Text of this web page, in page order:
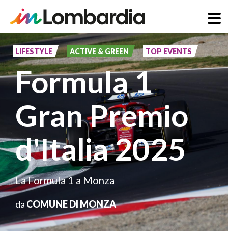
contenuto
principale
LIFESTYLE ACTIVE & GREEN TOP EVENTS
Formula 1
Gran Premio
d'Italia 2025
La Formula 1 a Monza
da COMUNE DI MONZA